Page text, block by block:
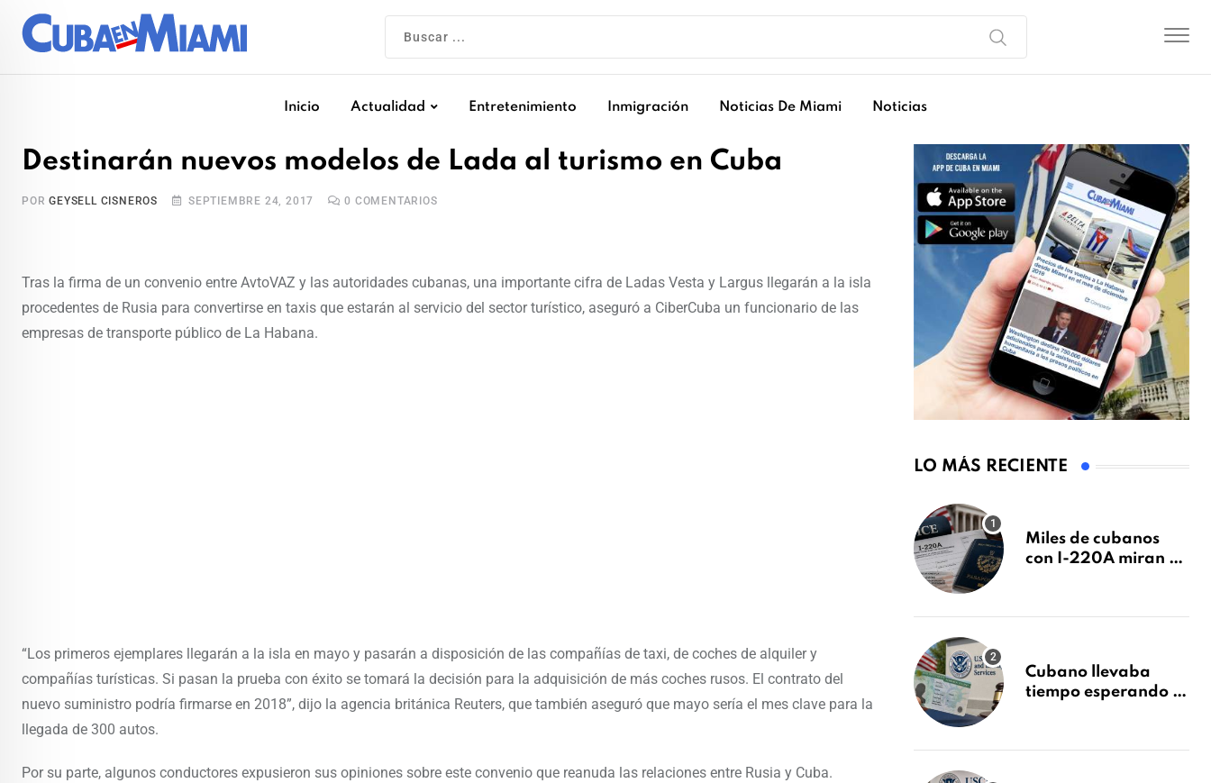
Inicio Actualidad Entretenimiento Inmigración Noticias De Miami Noticias
Destinarán nuevos modelos de Lada al turismo en Cuba
PORGEYSELL CISNEROS SEPTIEMBRE 24, 2017 0 COMENTARIOS
Tras la firma de un convenio entre AvtoVAZ y las autoridades cubanas, una importante cifra de Ladas Vesta y Largus llegarán a la isla
procedentes de Rusia para convertirse en taxis que estarán al servicio del sector turístico, aseguró a CiberCuba un funcionario de las
empresas de transporte público de La Habana.
“Los primeros ejemplares llegarán a la isla en mayo y pasarán a disposición de las compañías de taxi, de coches de alquiler y
compañías turísticas. Si pasan la prueba con éxito se tomará la decisión para la adquisición de más coches rusos. El contrato del
nuevo suministro podría firmarse en 2018”, dijo la agencia británica Reuters, que también aseguró que mayo sería el mes clave para la
llegada de 300 autos.
Por su parte, algunos conductores expusieron sus opiniones sobre este convenio que reanuda las relaciones entre Rusia y Cuba.
LO MÁS RECIENTE
Miles de cubanos
con I-220A miran al
decidirse en una
Cubano llevaba
tiempo esperando su
tras Writ of